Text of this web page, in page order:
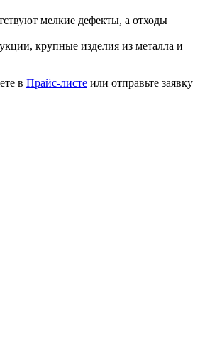
мелкие дефекты, а отходы
крупные изделия из металла и
в Прайс-листе или отправьте заявку